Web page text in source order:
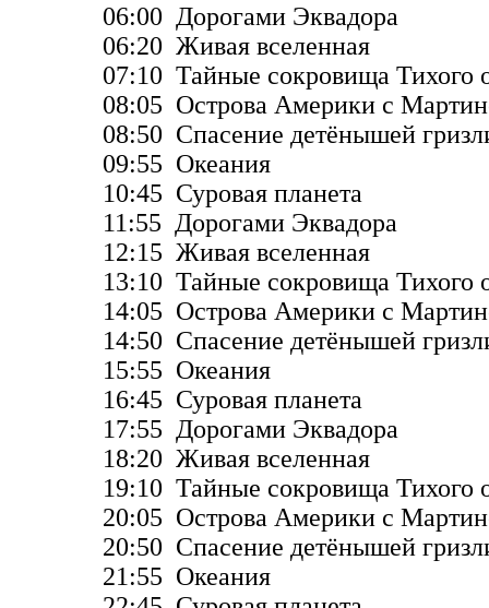
06:00 Дорогами Эквадора
06:20 Живая вселенная
07:10 Тайные сокровища Тихого
08:05 Острова Америки с
08:50 Спасение детёнышей
09:55 Океания
10:45 Суровая планета
11:55 Дорогами Эквадора
12:15 Живая вселенная
13:10 Тайные сокровища Тихого
14:05 Острова Америки с
14:50 Спасение детёнышей
15:55 Океания
16:45 Суровая планета
17:55 Дорогами Эквадора
18:20 Живая вселенная
19:10 Тайные сокровища Тихого
20:05 Острова Америки с
20:50 Спасение детёнышей
21:55 Океания